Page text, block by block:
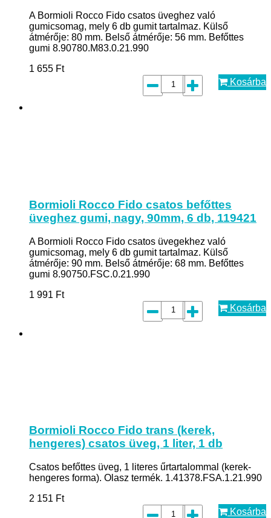
A Bormioli Rocco Fido csatos üveghez való
gumicsomag, mely 6 db gumit tartalmaz. Külső
átmérője: 80 mm. Belső átmérője: 56 mm. Befőttes
gumi 8.90780.M83.0.21.990
1 655 Ft
Kosárba
Bormioli Rocco Fido csatos befőttes
üveghez gumi, nagy, 90mm, 6 db, 119421
A Bormioli Rocco Fido csatos üvegekhez való
gumicsomag, mely 6 db gumit tartalmaz. Külső
átmérője: 90 mm. Belső átmérője: 68 mm. Befőttes
gumi 8.90750.FSC.0.21.990
1 991 Ft
Kosárba
Bormioli Rocco Fido trans (kerek,
hengeres) csatos üveg, 1 liter, 1 db
Csatos befőttes üveg, 1 literes űrtartalommal (kerek-
hengeres forma). Olasz termék. 1.41378.FSA.1.21.990
2 151 Ft
Kosárba